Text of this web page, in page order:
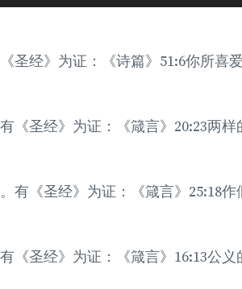
圣经》为证：《诗篇》51:6你所喜
《圣经》为证：《箴言》20:23两样
有《圣经》为证：《箴言》25:18
《圣经》为证：《箴言》16:13公